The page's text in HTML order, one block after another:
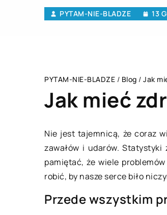
PYTAM-NIE-BLADZE 13
PYTAM-NIE-BLADZE / Blog / Jak
Jak mieć
Nie jest tajemnicą, że coraz
zawałów i udarów.
pamiętać, że wiele
robić, by nasze serce biło
Przede wszystkim